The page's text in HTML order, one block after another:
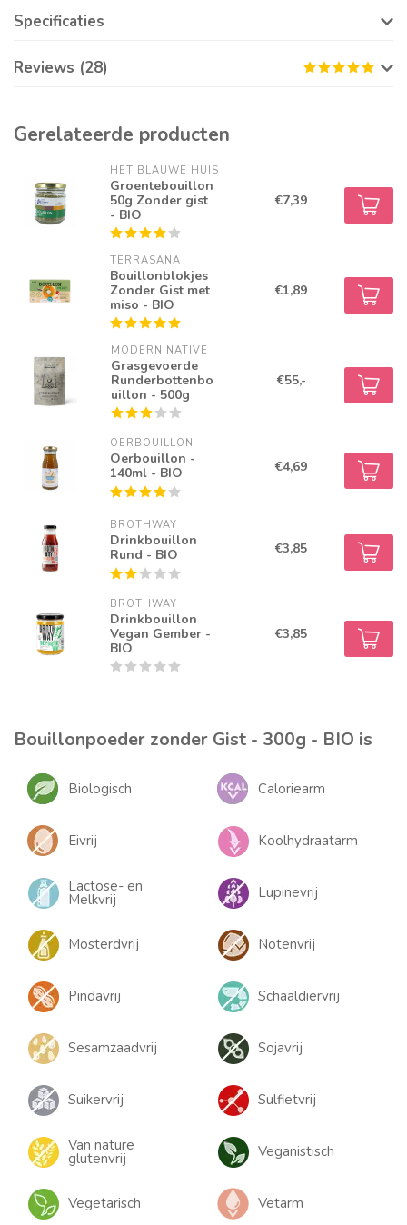
Specificaties
Reviews (28)
Gerelateerde producten
HET BLAUWE HUIS
Groentebouillon
50g Zonder gist
- BIO
€7,39
TERRASANA
Bouillonblokjes
Zonder Gist met
miso - BIO
€1,89
MODERN NATIVE
Grasgevoerde
Runderbottenbo
uillon - 500g
€55,-
OERBOUILLON
Oerbouillon -
140ml - BIO
€4,69
BROTHWAY
Drinkbouillon
Rund - BIO
€3,85
BROTHWAY
Drinkbouillon
Vegan Gember -
BIO
€3,85
Bouillonpoeder zonder Gist - 300g - BIO is
Biologisch Caloriearm
Eivrij Koolhydraatarm
Lactose- en
Melkvrij Lupinevrij
Mosterdvrij Notenvrij
Pindavrij Schaaldiervrij
Sesamzaadvrij Sojavrij
Suikervrij Sulfietvrij
Van nature
glutenvrij Veganistisch
Vegetarisch Vetarm